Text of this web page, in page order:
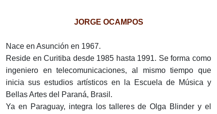
JORGE OCAMPOS
Nace en Asunción en 1967.
Reside en Curitiba desde 1985 hasta 1991. Se forma como
ingeniero en telecomunicaciones, al mismo tiempo que
inicia sus estudios artísticos en la Escuela de Música y
Bellas Artes del Paraná, Brasil.
Ya en Paraguay, integra los talleres de Olga Blinder y el